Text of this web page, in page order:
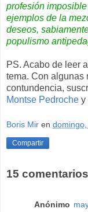
profesión
ejemplos de la
deseos,
populismo
PS. Acabo de leer
tema. Con algunas
contundencia,
Montse Pedroche y
Boris Mir en
Compartir
15
Anónimo